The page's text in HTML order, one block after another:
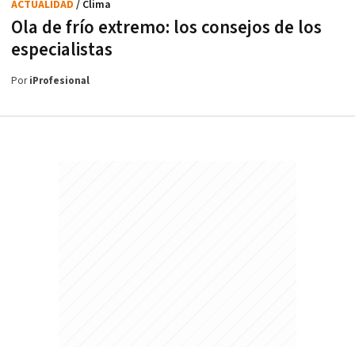
Ola de frío extremo: los consejos de los
especialistas
ACTUALIDAD / Clima
PoriProfesional